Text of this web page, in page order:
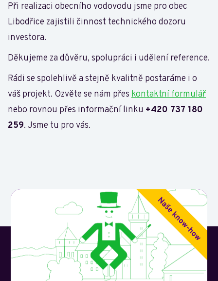
Při realizaci obecního vodovodu jsme pro obec
Libodřice zajistili činnost technického dozoru
investora.
Děkujeme za důvěru, spolupráci i udělení reference.
Rádi se spolehlivě a stejně kvalitně postaráme i o
váš projekt. Ozvěte se nám přes kontaktní formulář
nebo rovnou přes informační linku +420 737 180
259. Jsme tu pro vás.